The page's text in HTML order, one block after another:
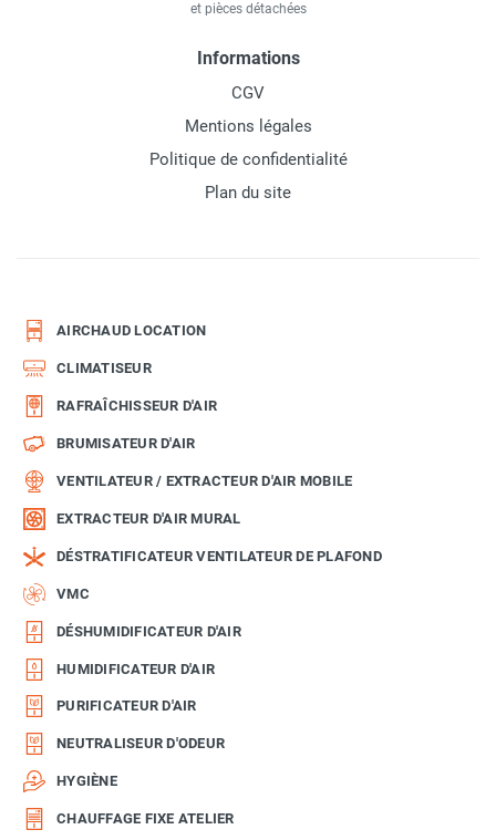
et pièces détachées
Informations
CGV
Mentions légales
Politique de confidentialité
Plan du site
AIRCHAUD LOCATION
CLIMATISEUR
RAFRAÎCHISSEUR D'AIR
BRUMISATEUR D'AIR
VENTILATEUR / EXTRACTEUR D'AIR MOBILE
EXTRACTEUR D'AIR MURAL
DÉSTRATIFICATEUR VENTILATEUR DE PLAFOND
VMC
DÉSHUMIDIFICATEUR D'AIR
HUMIDIFICATEUR D'AIR
PURIFICATEUR D'AIR
NEUTRALISEUR D'ODEUR
HYGIÈNE
CHAUFFAGE FIXE ATELIER